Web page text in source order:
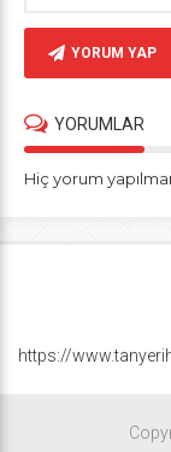
YORUM YAP
YORUMLAR
Hiç yorum
https://